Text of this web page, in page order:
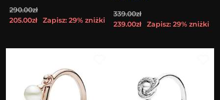
290.00zł
205.00zł
Zapisz: 29% zniżki
339.00zł
239.00zł
Zapisz: 29% zniżki